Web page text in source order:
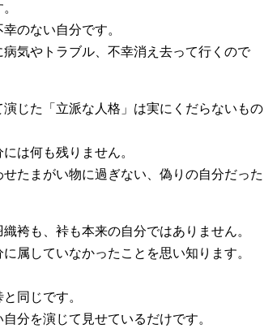
のない自分です。
気やトラブル、不幸消え去って行くので
じた「立派な人格」は実にくだらないもの
は何も残りません。
たまがい物に過ぎない、偽りの自分だった
袴も、裃も本来の自分ではありません。
属していなかったことを思い知ります。
同じです。
分を演じて見せているだけです。